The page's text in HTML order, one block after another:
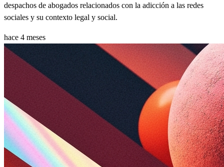
despachos de abogados relacionados con la adicción a las redes
sociales y su contexto legal y social.
hace 4 meses